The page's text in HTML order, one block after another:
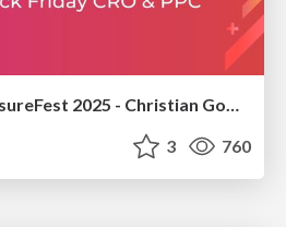
brightonSEO & MeasureFest 2025 - Christian Goodrich - Winning strategies for Black Friday CRO & PPC
3 760